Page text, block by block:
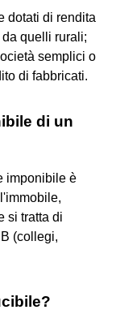
dotati di rendita
quelli rurali;
semplici o
di fabbricati.
di un
imponibile è
si tratta di
(collegi,